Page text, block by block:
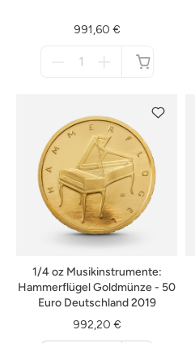
991,60 €
1/4 oz Musikinstrumente:
Hammerflügel Goldmünze - 50
Euro Deutschland 2019
992,20 €